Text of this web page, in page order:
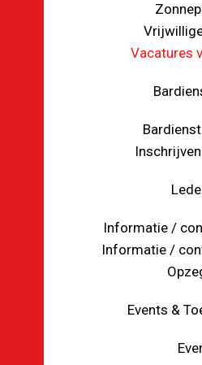
Vacatures
Informatie /
Informatie /
Events &